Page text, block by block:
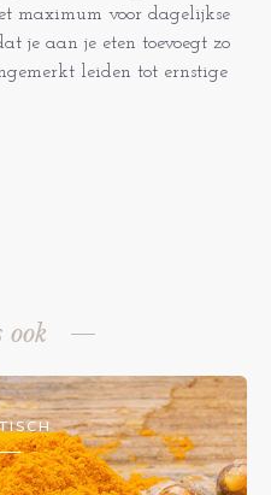
maximum voor dagelijkse
je aan je eten toevoegt zo
leiden tot ernstige
ook